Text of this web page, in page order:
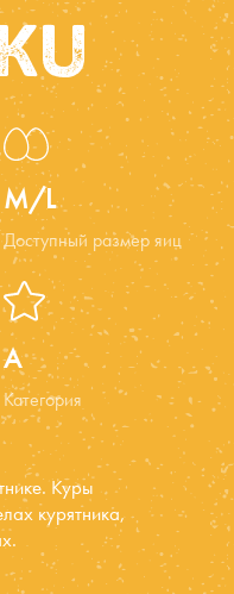
M/L
Доступный размер яиц
A
Категория
Куры
курятника,